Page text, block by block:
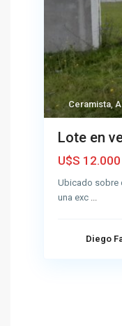
Ceramista,
Lote en
U$S 12.000
Ubicado sobre
una exc ...
Diego